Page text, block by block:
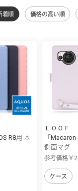
着順 価格の高い順
R8用 本
ＬＯＯＦ
「
側面マグ...
参考価格￥
ケース